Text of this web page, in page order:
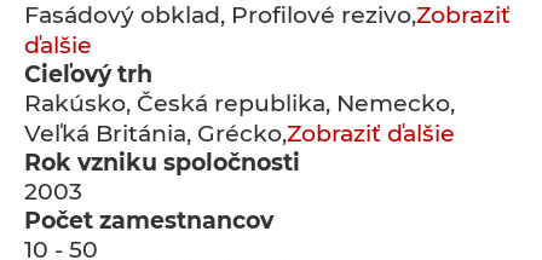
Fasádový obklad, Profilové rezivo,Zobraziť
ďalšie
Cieľový trh
Rakúsko, Česká republika, Nemecko,
Veľká Británia, Grécko,Zobraziť ďalšie
Rok vzniku spoločnosti
2003
Počet zamestnancov
10 - 50